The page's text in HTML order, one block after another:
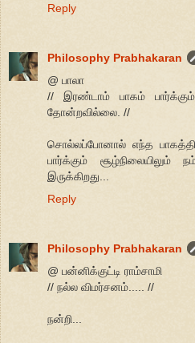
Reply
Philosophy Prabhakaran
@ பாலா
// இரண்டாம் பாகம்
தோன்றவில்லை. //
சொல்லப்போனால் எந்த
பார்க்கும்
இருக்கிறது...
Reply
Philosophy Prabhakaran
@ பன்னிக்குட்டி ராம்சாமி
// நல்ல விமர்சனம்..... //
நன்றி...